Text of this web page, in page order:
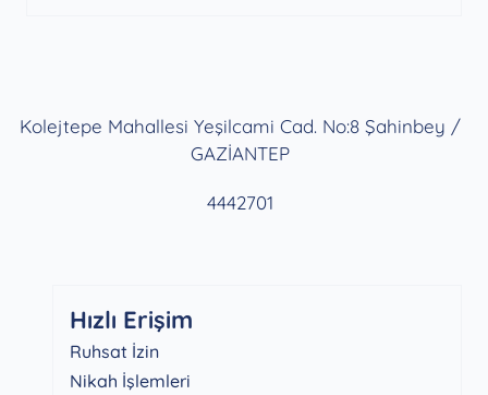
Kolejtepe Mahallesi Yeşilcami Cad. No:8 Şahinbey /
GAZİANTEP
4442701
Hızlı Erişim
Ruhsat İzin
Nikah İşlemleri